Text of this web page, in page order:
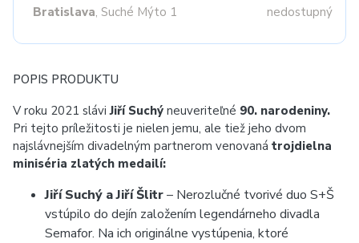
Bratislava, Suché Mýto 1 nedostupný
POPIS PRODUKTU
V roku 2021 sláviJiří Suchý neuveriteľné 90. narodeniny.
Pri tejto príležitosti je nielen jemu, ale tiež jeho dvom
najslávnejším divadelným partnerom venovaná trojdielna
miniséria zlatých medailí:
Jiří Suchý a Jiří Šlitr– Nerozlučné tvorivé duo S+Š
vstúpilo do dejín založením legendárneho divadla
Semafor. Na ich originálne vystúpenia, ktoré